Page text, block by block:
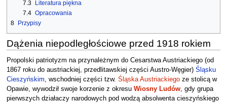
7.3 Literatura piękna
7.4 Opracowania
8
Przypisy
Dążenia niepodległościowe przed 1918 rokiem
Propolski patriotyzm na przynależnym do Cesarstwa Austriackiego (od
1867 roku do austriackiej, przedlitawskiej części Austro-Węgier) Śląsku
Cieszyńskim, wschodniej części tzw. Śląska Austriackiegoze stolicą w
Opawie, wywodził swoje korzenie z okresu Wiosny Ludów, gdy grupa
pierwszych działaczy narodowych pod wodzą absolwenta cieszyńskiego